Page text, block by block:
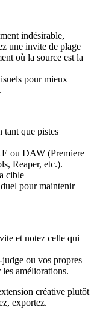
indésirable,
une invite de plage
où la source est la
pour mieux
tant que pistes
ou DAW (Premiere
Reaper, etc.).
cible
pour maintenir
et notez celle qui
ou vos propres
améliorations.
créative plutôt
exportez.